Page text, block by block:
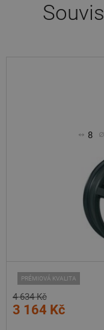
8
PRÉMIOVÁ KVALITA
4 634 Kč
3 164 Kč